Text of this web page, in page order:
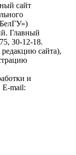
сайт
Главный
30-12-18.
сайта),
и
mail: